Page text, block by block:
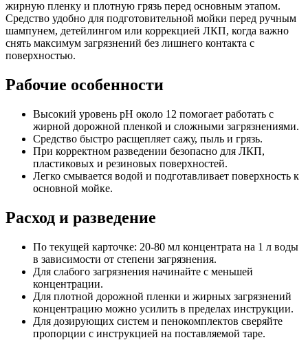
жирную пленку и плотную грязь перед основным этапом.
Средство удобно для подготовительной мойки перед ручным
шампунем, детейлингом или коррекцией ЛКП, когда важно
снять максимум загрязнений без лишнего контакта с
поверхностью.
Рабочие особенности
Высокий уровень pH около 12 помогает работать с
жирной дорожной пленкой и сложными загрязнениями.
Средство быстро расщепляет сажу, пыль и грязь.
При корректном разведении безопасно для ЛКП,
пластиковых и резиновых поверхностей.
Легко смывается водой и подготавливает поверхность к
основной мойке.
Расход и разведение
По текущей карточке: 20-80 мл концентрата на 1 л воды
в зависимости от степени загрязнения.
Для слабого загрязнения начинайте с меньшей
концентрации.
Для плотной дорожной пленки и жирных загрязнений
концентрацию можно усилить в пределах инструкции.
Для дозирующих систем и пенокомплектов сверяйте
пропорции с инструкцией на поставляемой таре.